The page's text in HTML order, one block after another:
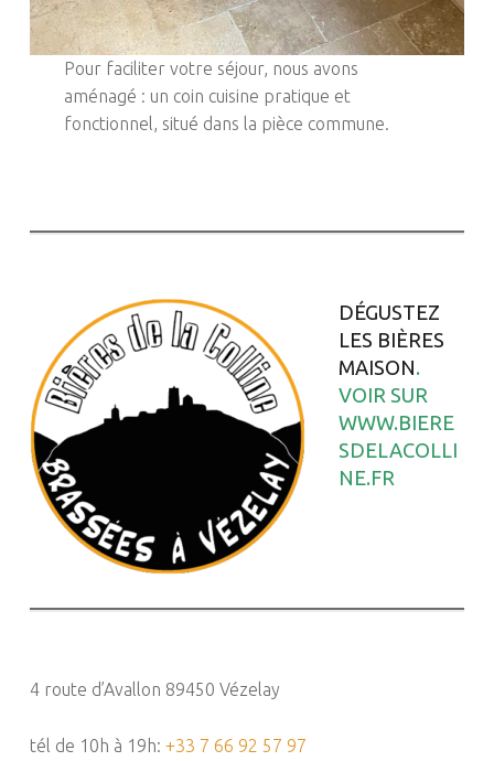
Pour faciliter votre séjour, nous avons
aménagé : un coin cuisine pratique et
fonctionnel, situé dans la pièce commune.
DÉGUSTEZ
LES BIÈRES
MAISON.
VOIR SUR
WWW.BIERE
SDELACOLLI
NE.FR
4 route d’Avallon 89450 Vézelay
tél de 10h à 19h: +33 7 66 92 57 97